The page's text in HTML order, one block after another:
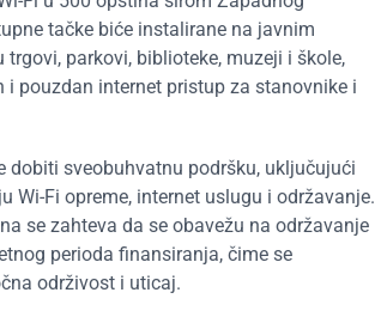
tačke biće instalirane na javnim
trgovi, parkovi, biblioteke, muzeji i škole,
i pouzdan internet pristup za stanovnike i
dobiti sveobuhvatnu podršku, uključujući
Wi-Fi opreme, internet uslugu i održavanje.
se zahteva da se obavežu na održavanje
perioda finansiranja, čime se
održivost i uticaj.